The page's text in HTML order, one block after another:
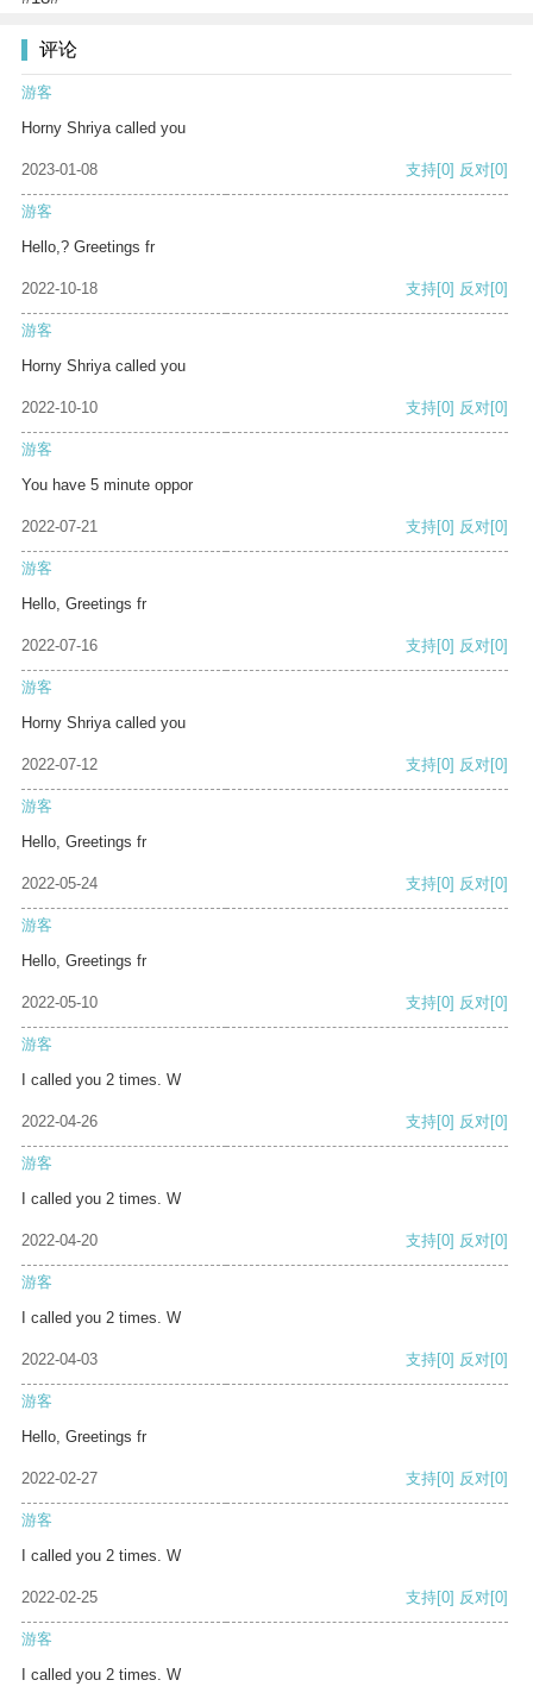
评论
游客
Horny Shriya called you
2023-01-08 支持[0] 反对[0]
游客
Hello,? Greetings fr
2022-10-18 支持[0] 反对[0]
游客
Horny Shriya called you
2022-10-10 支持[0] 反对[0]
游客
You have 5 minute oppor
2022-07-21 支持[0] 反对[0]
游客
Hello, Greetings fr
2022-07-16 支持[0] 反对[0]
游客
Horny Shriya called you
2022-07-12 支持[0] 反对[0]
游客
Hello, Greetings fr
2022-05-24 支持[0] 反对[0]
游客
Hello, Greetings fr
2022-05-10 支持[0] 反对[0]
游客
I called you 2 times. W
2022-04-26 支持[0] 反对[0]
游客
I called you 2 times. W
2022-04-20 支持[0] 反对[0]
游客
I called you 2 times. W
2022-04-03 支持[0] 反对[0]
游客
Hello, Greetings fr
2022-02-27 支持[0] 反对[0]
游客
I called you 2 times. W
2022-02-25 支持[0] 反对[0]
游客
I called you 2 times. W